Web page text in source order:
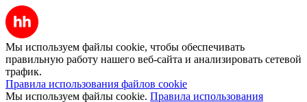
Мы используем файлы cookie, чтобы обеспечивать
правильную работу нашего веб-сайта и анализировать сетевой
трафик.
Правила использования файлов cookie
Мы используем файлы cookie. Правила использования